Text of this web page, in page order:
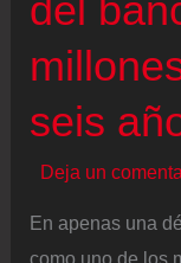
del
seis
Deja un
En apenas una
como uno de los